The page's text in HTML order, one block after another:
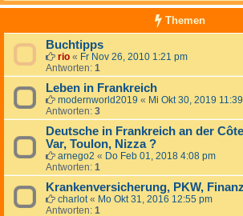
Themen
Buchtipps
rio « Fr Nov 26, 2010 1:21 pm
Antworten: 1
Leben in Frankreich
modernworld2019 « Mi Okt 30, 2019
Antworten: 3
Deutsche in Frankreich an der
Var, Toulon, Nizza ?
arnego2 « Do Feb 01, 2018 4:08 pm
Antworten: 1
Krankenversicherung, PKW,
charlot« Mo Okt 31, 2016 12:55 pm
Antworten: 1